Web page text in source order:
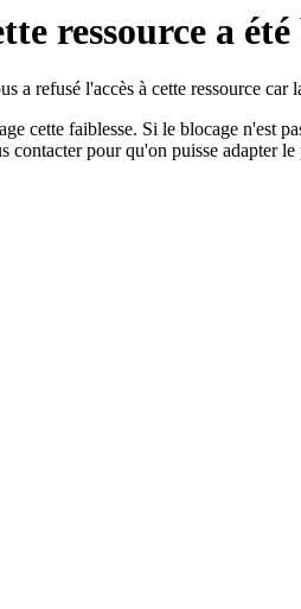
ressource a
a refusé l'accès à cette ressource car
cette faiblesse. Si le blocage n'est
contacter pour qu'on puisse adapter le